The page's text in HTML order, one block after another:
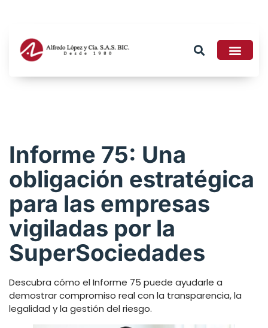
Informe 75: Una
obligación estratégica
para las empresas
vigiladas por la
SuperSociedades
Descubra cómo el Informe 75 puede ayudarle a
demostrar compromiso real con la transparencia, la
legalidad y la gestión del riesgo.